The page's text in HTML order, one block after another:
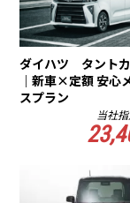
ダイハツ タント
｜新車×定額 安心
スプラン
当社